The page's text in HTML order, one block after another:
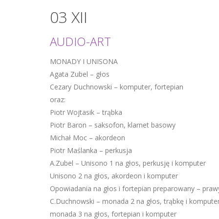
03 XII
AUDIO-ART
MONADY I UNISONA
Agata Zubel – głos
Cezary Duchnowski – komputer, fortepian
oraz:
Piotr Wojtasik – trąbka
Piotr Baron – saksofon, klarnet basowy
Michał Moc – akordeon
Piotr Maślanka – perkusja
A.Zubel – Unisono 1 na głos, perkusję i komputer
Unisono 2 na głos, akordeon i komputer
Opowiadania na głos i fortepian preparowany –
C.Duchnowski – monada 2 na głos, trąbkę i
monada 3 na głos, fortepian i komputer